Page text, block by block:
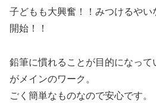
子どもも大興奮！！みつけるやい
開始！！
鉛筆に慣れることが目的になっ
がメインのワーク。
ごく簡単なものなので安心です。